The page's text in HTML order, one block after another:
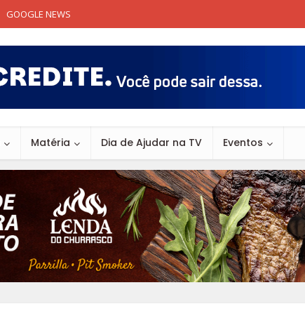
GOOGLE NEWS
Matéria Dia de Ajudar na TV Eventos